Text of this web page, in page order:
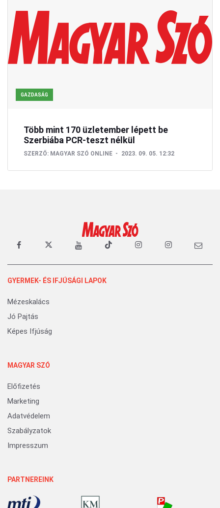
GAZDASÁG
Több mint 170 üzletember lépett be
Szerbiába PCR-teszt nélkül
SZERZŐ: MAGYAR SZÓ ONLINE 2023. 09. 05. 12:32
GYERMEK- ÉS IFJÚSÁGI LAPOK
Mézeskalács
Jó Pajtás
Képes Ifjúság
MAGYAR SZÓ
Előfizetés
Marketing
Adatvédelem
Szabályzatok
Impresszum
PARTNEREINK